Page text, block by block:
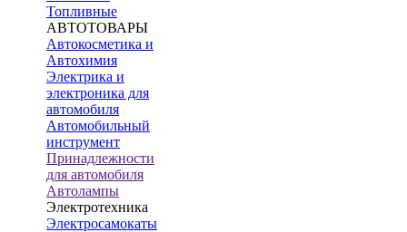
Топливные
АВТОТОВАРЫ
Автокосметика и
Автохимия
Электрика и
электроника для
автомобиля
Автомобильный
инструмент
Принадлежности
для автомобиля
Автолампы
Электротехника
Электросамокаты